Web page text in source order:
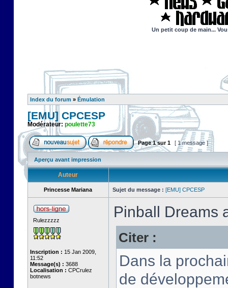
Un petit coup de main...
Index du forum » Émulation
[EMU] CPCESP
Modérateur: poulette73
Page1sur1 [ 1 message ]
Aperçu avant impression
Auteur
Princesse Mariana Sujet du message : [EMU] CPCESP
Rulezzzzz
Inscription : 15 Jan 2009,
11:52
Message(s) : 3688
Localisation : CPCrulez
botnews
Pinball Dreams
Citer :
Dans la
de